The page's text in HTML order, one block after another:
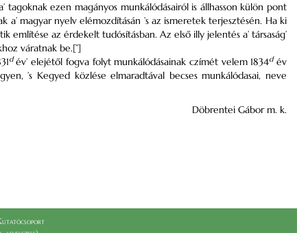
tagoknak ezen magányos munkálódásairól is állhasson külön pont
a’ magyar nyelv elémozdításán ’s az ismeretek terjesztésén. Ha ki
az érdekelt tudósításban. Az első illy jelentés a’ társaság’
váratnak be.[”]
dév’ elejétől fogva folyt munkálódásainak czímét velem 1834dév
’s Kegyed közlése elmaradtával becses munkálódasai, neve
Döbrentei Gábor m. k.